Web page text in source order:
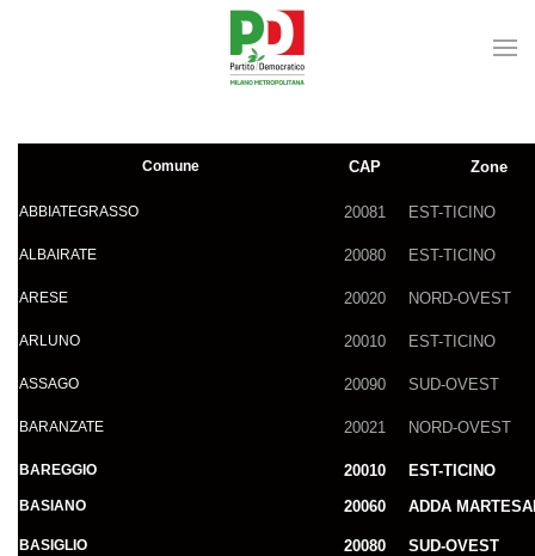
Comune CAP Zone
ABBIATEGRASSO 20081 EST-TICINO
ALBAIRATE 20080 EST-TICINO
ARESE 20020 NORD-OVEST
ARLUNO 20010 EST-TICINO
ASSAGO 20090 SUD-OVEST
BARANZATE 20021 NORD-OVEST
BAREGGIO 20010 EST-TICINO
BASIANO 20060 ADDA
BASIGLIO 20080 SUD-OVEST